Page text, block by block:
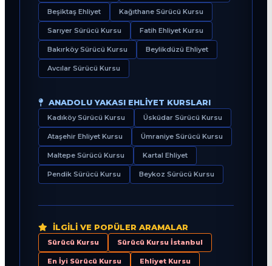
Beşiktaş Ehliyet Kağıthane Sürücü Kursu
Sarıyer Sürücü Kursu Fatih Ehliyet Kursu
Bakırköy Sürücü Kursu Beylikdüzü Ehliyet
Avcılar Sürücü Kursu
ANADOLU YAKASI EHLIYET KURSLARI
Kadıköy Sürücü Kursu Üsküdar Sürücü Kursu
Ataşehir Ehliyet Kursu Ümraniye Sürücü Kursu
Maltepe Sürücü Kursu Kartal Ehliyet
Pendik Sürücü Kursu Beykoz Sürücü Kursu
İLGILI VE POPÜLER ARAMALAR
Sürücü Kursu Sürücü Kursu İstanbul
En İyi Sürücü Kursu Ehliyet Kursu